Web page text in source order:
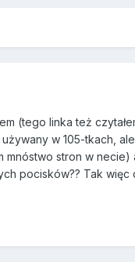
(tego linka też
w 105-tkach,
mnóstwo stron w
pocisków?? Tak więc